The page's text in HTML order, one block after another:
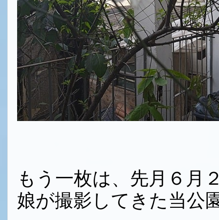
もう一枚は、先月６月
娘が撮影してきた当公